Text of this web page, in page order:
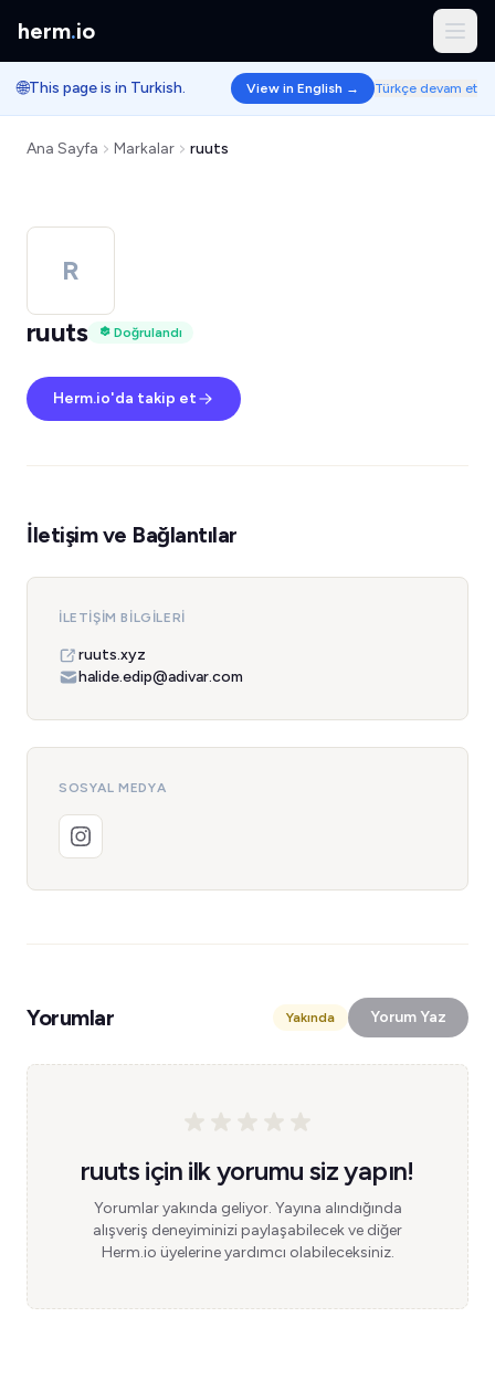
herm.io
🌐This page is in Turkish. View in English → Türkçe devam et
Ana Sayfa Markalar ruuts
R
ruuts
Doğrulandı
Herm.io'da takip et
İletişim ve Bağlantılar
İLETIŞIM BILGILERI
ruuts.xyz
halide.edip@adivar.com
SOSYAL MEDYA
Yorumlar Yakında Yorum Yaz
ruuts için ilk yorumu siz yapın!
Yorumlar yakında geliyor. Yayına alındığında
alışveriş deneyiminizi paylaşabilecek ve diğer
Herm.io üyelerine yardımcı olabileceksiniz.